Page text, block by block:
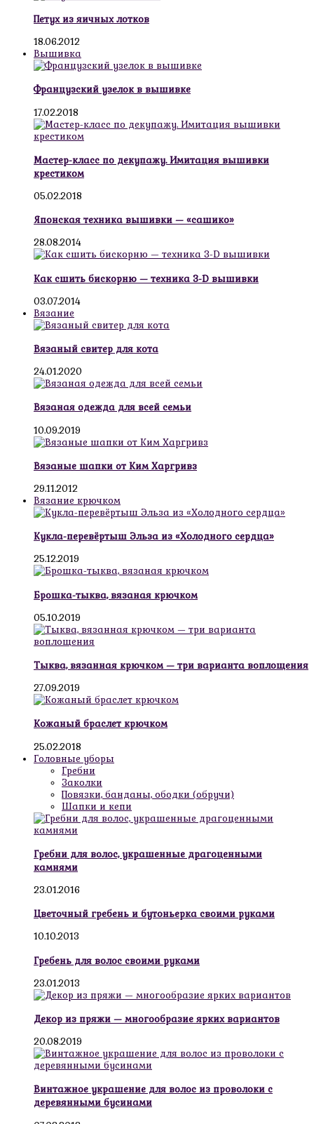
Петух из яичных лотков
18.06.2012
Вышивка
Французский узелок в вышивке
17.02.2018
Мастер-класс по декупажу. Имитация вышивки
крестиком
05.02.2018
Японская техника вышивки — «сашико»
28.08.2014
Как сшить бискорню — техника 3-D вышивки
03.07.2014
Вязание
Вязаный свитер для кота
24.01.2020
Вязаная одежда для всей семьи
10.09.2019
Вязаные шапки от Ким Харгривз
29.11.2012
Вязание крючком
Кукла-перевёртыш Эльза из «Холодного сердца»
25.12.2019
Брошка-тыква, вязаная крючком
05.10.2019
Тыква, вязанная крючком — три варианта воплощения
27.09.2019
Кожаный браслет крючком
25.02.2018
Головные уборы
Гребни
Заколки
Повязки, банданы, ободки (обручи)
Шапки и кепи
Гребни для волос, украшенные драгоценными
камнями
23.01.2016
Цветочный гребень и бутоньерка своими руками
10.10.2013
Гребень для волос своими руками
23.01.2013
Декор из пряжи — многообразие ярких вариантов
20.08.2019
Винтажное украшение для волос из проволоки с
деревянными бусинами